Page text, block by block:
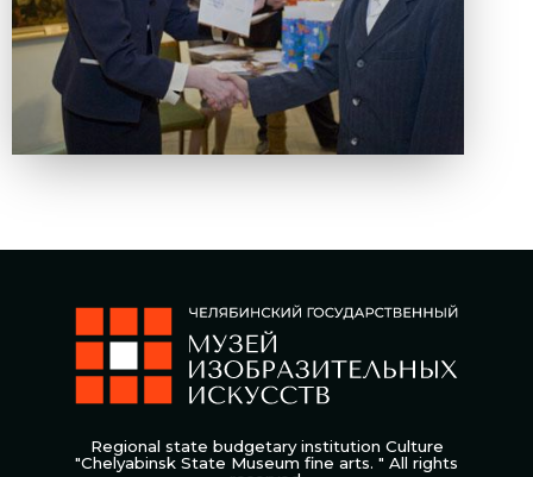
Regional state budgetary institution Culture
"Chelyabinsk State Museum fine arts. " All rights